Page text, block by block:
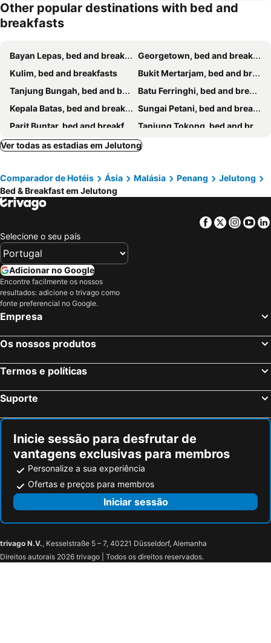
Other popular destinations with bed and
breakfasts
Bayan Lepas, bed and breakfasts
Georgetown, bed and breakfasts
Kulim, bed and breakfasts
Bukit Mertarjam, bed and breakfasts
Tanjung Bungah, bed and breakfasts
Batu Ferringhi, bed and breakfasts
Kepala Batas, bed and breakfasts
Sungai Petani, bed and breakfasts
Parit Buntar, bed and breakfasts
Tanjung Tokong, bed and breakfasts
Ver todas as estadias em Jelutong
Comparador de Hotéis Ásia Malásia Penang
Jelutong
Bed & Breakfast em Jelutong
Facebook
Twitter
Selecione o seu país
Adicionar no Google
Encontre facilmente os nossos
resultados: adicione o trivago como
fonte preferencial no Google.
Empresa
Os nossos produtos
Termos e políticas
Suporte
Inicie sessão para desfrutar de
vantagens exclusivas para membros
Personalize a sua experiência
Ofertas e preços para membros
Iniciar sessão
trivago N.V., Kesselstraße 5 – 7, 40221 Düsseldorf, Alemanha
Direitos autorais 2026 trivago | Todos os direitos reservados.